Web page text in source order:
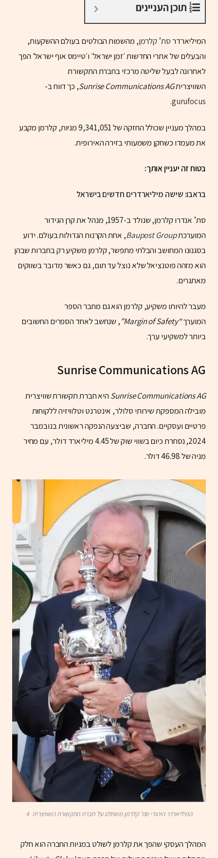
תוכן העניינים
המיליארדרסת’ קלרמן, מהשמות הבולטים בעולם ההשקעות,
והבעלים של אתרי החדשות ׳זמן ישראל׳ ו׳טיימס אוף ישראל׳ הפך
לאחרונה לבעל שליטה מרכזי בחברת התקשורת
השוויצריתSunrise Communications AG, כך דווח ב-
gurufocus
.
במהלך מעניין שכולל החזקה של 9,341,051 מניות, קלרמן מקבע
את מעמדו כשחקן משמעותי בזירה האירופית.
בטוח זה יעניין אותך:
בראבו: שישה מיליארדרים חדשים בישראל
סת’ אנדרו קלרמן, שנולד ב-1957, מנהל את קרן הגידור
המוערכתBaupost Group, אחת הקרנות הגדולות בעולם. ידוע
בסגנונו המחושב והבלתי מתפשר, קלרמן משקיע רק בחברות שבהן
הוא מזהה פוטנציאל שלא נוצל עד תום, גם כאשר מדובר בשווקים
מאתגרים.
מעבר להיותו משקיע, קלרמן הוא גם מחבר הספר
המוערך“Margin of Safety”
, שנחשב לאחד הספרים החשובים
ביותר למשקיעי ערך.
Sunrise Communications AG
Sunrise Communications AG היא חברת תקשורת שוויצרית
מובילה המספקת שירותי סלולר, אינטרנט וטלוויזיה ללקוחות
פרטיים ועסקיים. החברה, שביצעה הנפקה ראשונית בנובמבר
2024, נסחרת כיום בשווי שוק של 4.45 מיליארד דולר, עם מחיר
מניה של 46.98 דולר.
המיליארדר היהודי סת’ קלרמן משתלט על חברת התקשורת השוויצרית 4
המהלך העסקי שהפך את קלרמן לשולט במניות החברה הוא חלק